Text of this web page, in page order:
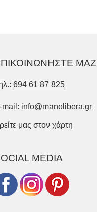
694 61 87 825
mail: info@manolibera.gr
μας στον χάρτη
MEDIA